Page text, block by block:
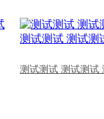
测试测试 测试测试